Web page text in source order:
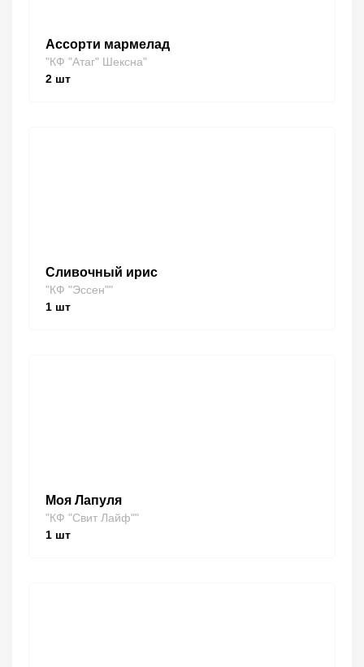
Ассорти мармелад
"КФ "Атаг" Шексна"
2 шт
Сливочный ирис
"КФ "Эссен""
1 шт
Моя Лапуля
"КФ "Свит Лайф""
1 шт